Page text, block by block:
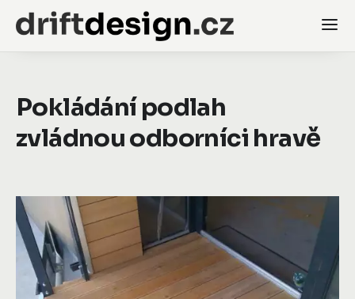
Pokládání podlah
zvládnou odborníci hravě